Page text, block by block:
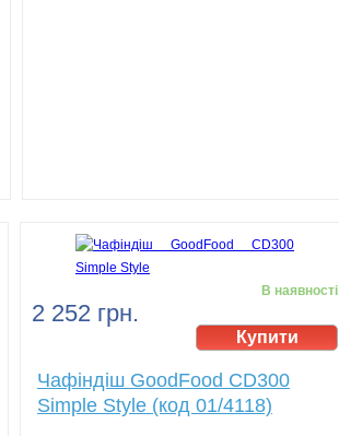
2 252 грн.
В наявності
Чафіндіш GoodFood CD300
Simple Style (код 01/4118)